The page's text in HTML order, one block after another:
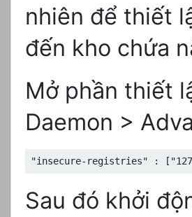
nhiên để thiết
đến kho chứa
Mở phần thiết
Daemon >
"insecure-registries" :
Sau đó khởi